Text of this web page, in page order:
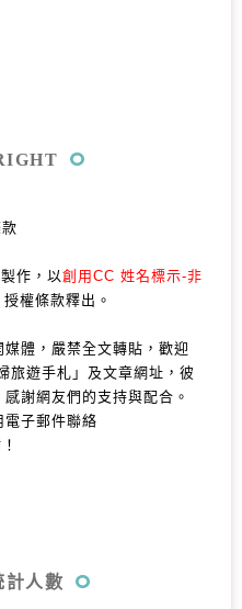
作，以 創用CC 姓名標示-非
授權條款釋出。
體，嚴禁全文轉貼，歡迎
旅遊手札」及文章網址，彼
謝網友們的支持與配合。
電子郵件聯絡
計人數